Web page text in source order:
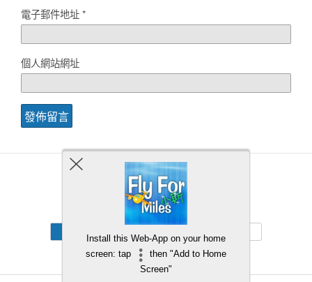
電子郵件地址*
個人網站網址
Back to top
Install this Web-App on your home
screen: tap
then "Add to Home
Screen"